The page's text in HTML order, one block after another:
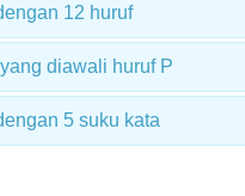
12 huruf
diawali huruf P
5 suku kata